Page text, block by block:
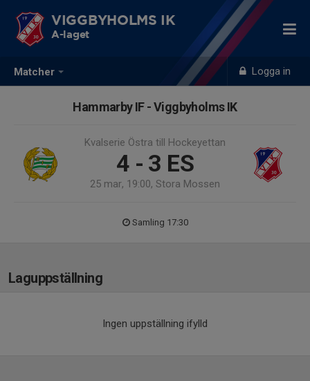
Matcher Logga in
VIGGBYHOLMS IK
A-laget
Hammarby IF - Viggbyholms IK
Kvalserie Östra till Hockeyettan
4 - 3 ES
25 mar, 19:00, Stora Mossen
Samling 17:30
Laguppställning
Ingen uppställning ifylld